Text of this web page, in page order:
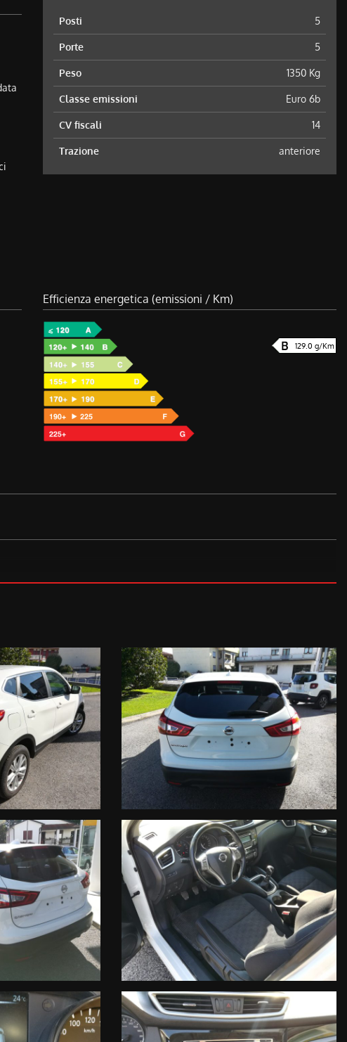
Posti 5
Porte 5
Peso 1350 Kg
Classe emissioni Euro 6b
CV fiscali 14
Trazione anteriore
Efficienza energetica (emissioni / Km)
129.0 g/Km
DISPONIBILITA' E DELLA CORRETTEZZA DEI DATI INSERITI NEGLI